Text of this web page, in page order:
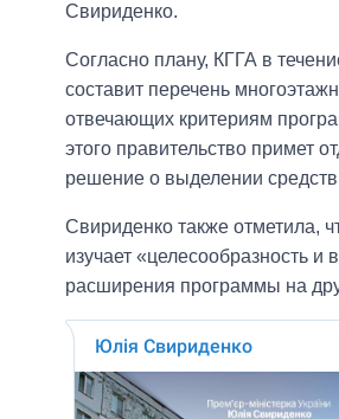
Свириденко.
Согласно плану, КГГА в
составит перечень
отвечающих критериям
этого правительство примет
решение о выделении
Свириденко также отметила,
изучает «целесообразность и
расширения программы на